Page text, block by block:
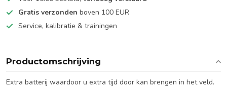
Gratis verzonden boven 100 EUR
Service, kalibratie & trainingen
Productomschrijving
Extra batterij waardoor u extra tijd door kan brengen in het veld.